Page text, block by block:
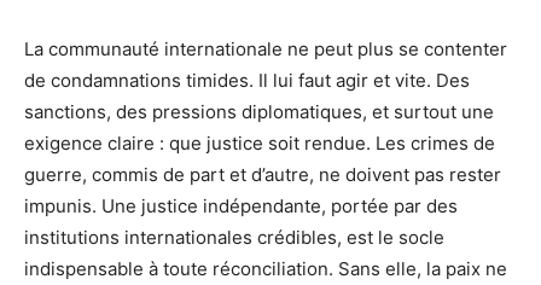
La communauté internationale ne peut plus se contenter
de condamnations timides. Il lui faut agir et vite. Des
sanctions, des pressions diplomatiques, et surtout une
exigence claire : que justice soit rendue. Les crimes de
guerre, commis de part et d’autre, ne doivent pas rester
impunis. Une justice indépendante, portée par des
institutions internationales crédibles, est le socle
indispensable à toute réconciliation. Sans elle, la paix ne